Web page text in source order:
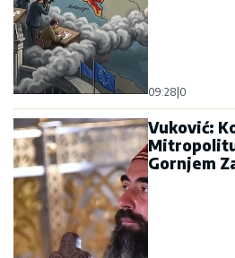
09:28|0
Vuković:
Gornjem